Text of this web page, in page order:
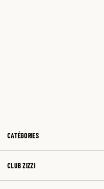
CATÉGORIES
CLUB ZIZZI